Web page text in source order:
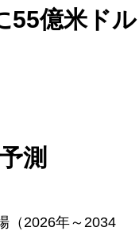
55億米ドル
測
（2026年～2034